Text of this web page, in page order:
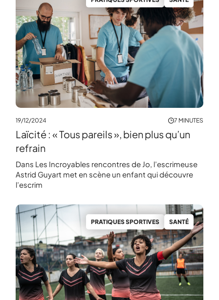
19/12/2024 7 MINUTES
Laïcité : « Tous pareils », bien plus qu’un
refrain
Dans Les Incroyables rencontres de Jo, l’escrimeuse
Astrid Guyart met en scène un enfant qui découvre
l’escrim
PRATIQUES SPORTIVES SANTÉ